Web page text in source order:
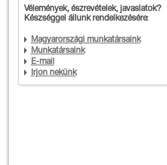
Vélemények, észrevételek, javaslatok?
Készséggel állunk rendelkezésére:
Magyarországi munkatársaink
Munkatársaink
E-mail
Írjon nekünk